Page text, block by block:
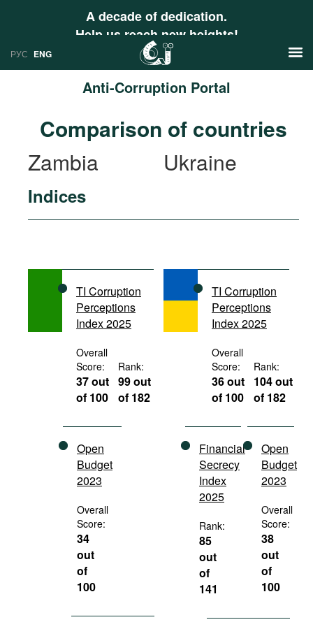
A decade of dedication.
Help us reach new heights!
РУС ENG
Anti-Corruption Portal
Research
Countries
International Organizations
Documents
Movies
Podcasts
Bookshelf
Comparison of countries
Zambia
Ukraine
Indices
TI Corruption
Perceptions
Index 2025
Overall
Score:
37 out
of 100
Rank:
99 out
of 182
Open
Budget
2023
Overall
Score:
34
out
of
100
TI Corruption
Perceptions
Index 2025
Overall
Score:
36 out
of 100
Rank:
104 out
of 182
Financial
Secrecy
Index
2025
Rank:
85
out
of
141
Open
Budget
2023
Overall
Score:
38
out
of
100